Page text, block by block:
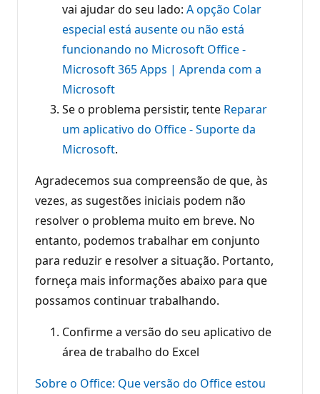
vai ajudar do seu lado: A opção Colar
especial está ausente ou não está
funcionando no Microsoft Office -
Microsoft 365 Apps | Aprenda com a
Microsoft
Se o problema persistir, tente Reparar
um aplicativo do Office - Suporte da
Microsoft.
Agradecemos sua compreensão de que, às
vezes, as sugestões iniciais podem não
resolver o problema muito em breve. No
entanto, podemos trabalhar em conjunto
para reduzir e resolver a situação. Portanto,
forneça mais informações abaixo para que
possamos continuar trabalhando.
Confirme a versão do seu aplicativo de
área de trabalho do Excel
Sobre o Office: Que versão do Office estou